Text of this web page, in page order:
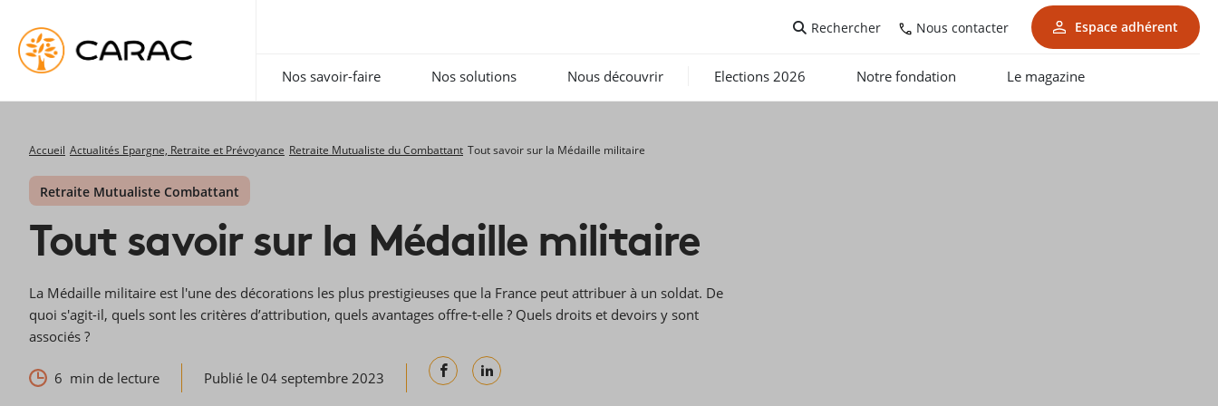
Rechercher Nous contacter Espace adhérent
Nos savoir-faire Nos solutions Nous découvrir Elections 2026 Notre fondation Le magazine
Accueil Actualités Epargne, Retraite et Prévoyance Retraite Mutualiste du Combattant Tout savoir sur la Médaille militaire
Retraite Mutualiste Combattant
Tout savoir sur la Médaille militaire
La Médaille militaire est l'une des décorations les plus prestigieuses que la France peut attribuer à un soldat. De
quoi s'agit-il, quels sont les critères d’attribution, quels avantages offre-t-elle ? Quels droits et devoirs y sont
associés ?
6 min de lecture Publié le 04 septembre 2023